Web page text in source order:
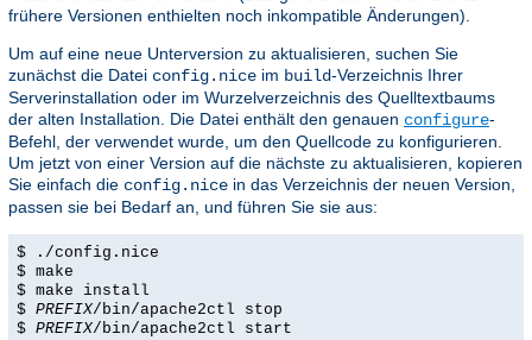
frühere Versionen enthielten noch inkompatible Änderungen).
Um auf eine neue Unterversion zu aktualisieren, suchen Sie
zunächst die Datei config.nice im build-Verzeichnis Ihrer
Serverinstallation oder im Wurzelverzeichnis des Quelltextbaums
der alten Installation. Die Datei enthält den genauen configure-
Befehl, der verwendet wurde, um den Quellcode zu konfigurieren.
Um jetzt von einer Version auf die nächste zu aktualisieren, kopieren
Sie einfach die config.nice in das Verzeichnis der neuen Version,
passen sie bei Bedarf an, und führen Sie sie aus:
$ ./config.nice
$ make
$ make install
$ PREFIX/bin/apache2ctl stop
$ PREFIX/bin/apache2ctl start